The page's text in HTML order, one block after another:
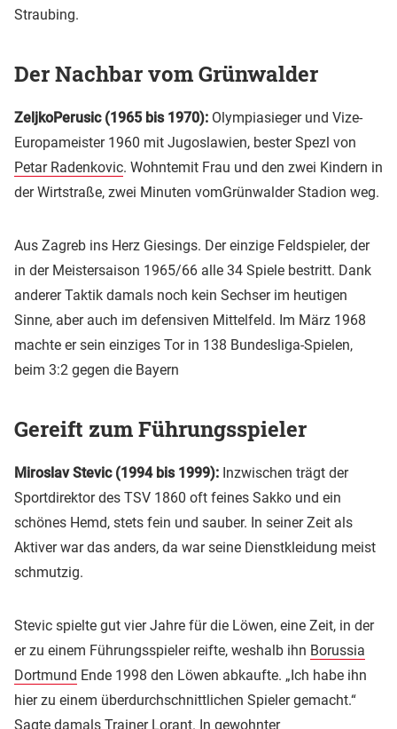
Straubing.
Der Nachbar vom Grünwalder
ZeljkoPerusic (1965 bis 1970): Olympiasieger und Vize-
Europameister 1960 mit Jugoslawien, bester Spezl von
Petar Radenkovic. Wohntemit Frau und den zwei Kindern in
der Wirtstraße, zwei Minuten vomGrünwalder Stadion weg.
Aus Zagreb ins Herz Giesings. Der einzige Feldspieler, der
in der Meistersaison 1965/66 alle 34 Spiele bestritt. Dank
anderer Taktik damals noch kein Sechser im heutigen
Sinne, aber auch im defensiven Mittelfeld. Im März 1968
machte er sein einziges Tor in 138 Bundesliga-Spielen,
beim 3:2 gegen die Bayern
Gereift zum Führungsspieler
Miroslav Stevic (1994 bis 1999): Inzwischen trägt der
Sportdirektor des TSV 1860 oft feines Sakko und ein
schönes Hemd, stets fein und sauber. In seiner Zeit als
Aktiver war das anders, da war seine Dienstkleidung meist
schmutzig.
Stevic spielte gut vier Jahre für die Löwen, eine Zeit, in der
er zu einem Führungsspieler reifte, weshalb ihn Borussia
Dortmund Ende 1998 den Löwen abkaufte. „Ich habe ihn
hier zu einem überdurchschnittlichen Spieler gemacht.“
Sagte damals Trainer Lorant. In gewohnter